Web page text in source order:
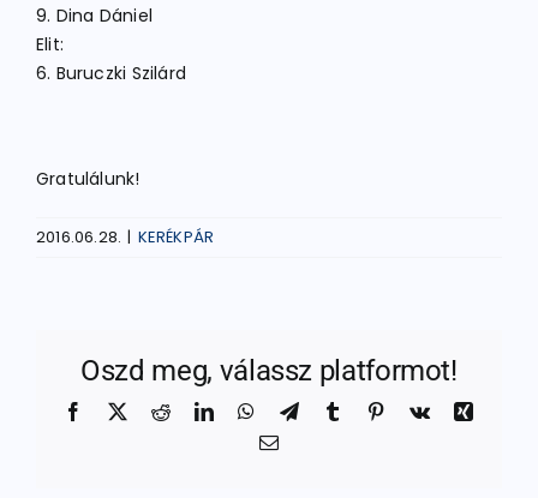
9. Dina Dániel
Elit:
6. Buruczki Szilárd
Gratulálunk!
2016.06.28. | KERÉKPÁR
Oszd meg, válassz platformot!
Facebook
X RedditLinkedInWhatsApp
TelegramTumblr Pinterest
Vk
Xing
Email: